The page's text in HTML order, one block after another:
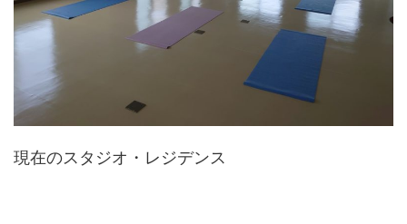
現在のスタジオ・レジデンス